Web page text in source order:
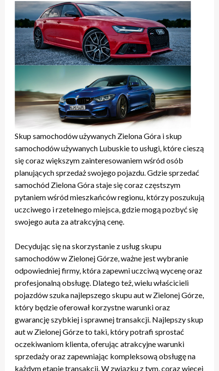
Skup samochodów używanych Zielona Góra i skup
samochodów używanych Lubuskie to usługi, które cieszą
się coraz większym zainteresowaniem wśród osób
planujących sprzedaż swojego pojazdu. Gdzie sprzedać
samochód Zielona Góra staje się coraz częstszym
pytaniem wśród mieszkańców regionu, którzy poszukują
uczciwego i rzetelnego miejsca, gdzie mogą pozbyć się
swojego auta za atrakcyjną cenę.
Decydując się na skorzystanie z usług skupu
samochodów w Zielonej Górze, ważne jest wybranie
odpowiedniej firmy, która zapewni uczciwą wycenę oraz
profesjonalną obsługę. Dlatego też, wielu właścicieli
pojazdów szuka najlepszego skupu aut w Zielonej Górze,
który będzie oferował korzystne warunki oraz
gwarancję szybkiej i sprawnej transakcji. Najlepszy skup
aut w Zielonej Górze to taki, który potrafi sprostać
oczekiwaniom klienta, oferując atrakcyjne warunki
sprzedaży oraz zapewniając kompleksową obsługę na
każdym etapie transakcji. W związku z tym, coraz więcej